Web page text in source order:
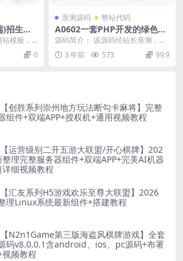
招生考
博客网站
模板，
站、新闻
0
亲测源码 整站代码
A0602一套PHP开发的绿色风
格域名销售管理系统网站源码/
自适应电脑+手机端
源码简介： 该源码经站长亲测，功
能使用简单，不复杂，一般站长手
头都会有多余的空闲...
3 年前 573 99.9
创胜系列崇州地方玩法断勾卡麻将】完整
组件+双端APP+授权机+通用视频教程
运营级别二开五游大联盟/开心棋牌】202
理完整服务器组件+双端APP+完美AI机器
详细视频教程
汇友系列H5游戏欢乐至尊大联盟】2026
理Linux系统最新组件+搭建教程
N2n1Game第三版海盗风棋牌游戏】全套
码v8.0.0.1含android、ios、pc源码+布署
视频教程